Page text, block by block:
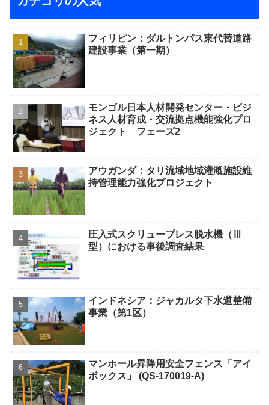
フィリピン：ダルトンパス東代替道路
建設事業（第一期）
モンゴル日本人材開発センター・ビジ
ネス人材育成・交流拠点機能強化プロ
ジェクト フェーズ2
アウガンダ：タリ流域地域灌漑施設維
持管理能力強化プロジェクト
圧入式スクリュープレス脱水機（Ⅲ
型）における事後調査結果
インドネシア：ジャカルタ下水道整備
事業（第1区）
マンホール昇降用安全フェンス「アイ
ボックス」 (QS-170019-A)